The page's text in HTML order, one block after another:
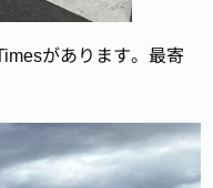
があります。最寄